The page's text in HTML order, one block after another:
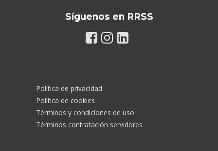
Síguenos en RRSS
Política de privacidad
Política de cookies
Términos y condiciones de uso
Términos contratación servidores